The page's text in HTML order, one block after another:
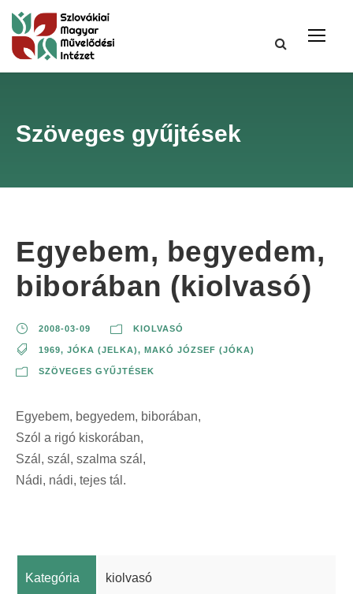
Szöveges gyűjtések
Egyebem, begyedem,
biborában (kiolvasó)
2008-03-09 KIOLVASÓ
1969, JÓKA (JELKA), MAKÓ JÓZSEF (JÓKA)
SZÖVEGES GYŰJTÉSEK
Egyebem, begyedem, biborában,
Szól a rigó kiskorában,
Szál, szál, szalma szál,
Nádi, nádi, tejes tál.
Kategória kiolvasó